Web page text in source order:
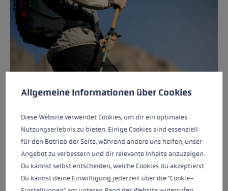
Cookie-Voreinstellungen
Allgemeine Informationen über Cookies
Diese Website verwendet Cookies, um dir ein optimales
Nutzungserlebnis zu bieten. Einige Cookies sind essenziell
für den Betrieb der Seite, während andere uns helfen, unser
Angebot zu verbessern und dir relevante Inhalte anzuzeigen.
Du kannst selbst entscheiden, welche Cookies du akzeptierst.
Du kannst deine Einwilligung jederzeit über die "Cookie-